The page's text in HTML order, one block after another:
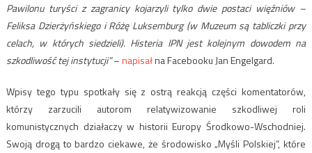
Pawilonu turyści z zagranicy kojarzyli tylko dwie postaci więźniów –
Feliksa Dzierżyńskiego i Różę Luksemburg (w Muzeum są tabliczki przy
celach, w których siedzieli). Histeria IPN jest kolejnym dowodem na
szkodliwość tej instytucji”–napisałna Facebooku Jan Engelgard.
Wpisy tego typu spotkały się z ostrą reakcją części komentatorów,
którzy zarzucili autorom relatywizowanie szkodliwej roli
komunistycznych działaczy w historii Europy Środkowo-Wschodniej.
Swoją drogą to bardzo ciekawe, że środowisko „Myśli Polskiej”, które